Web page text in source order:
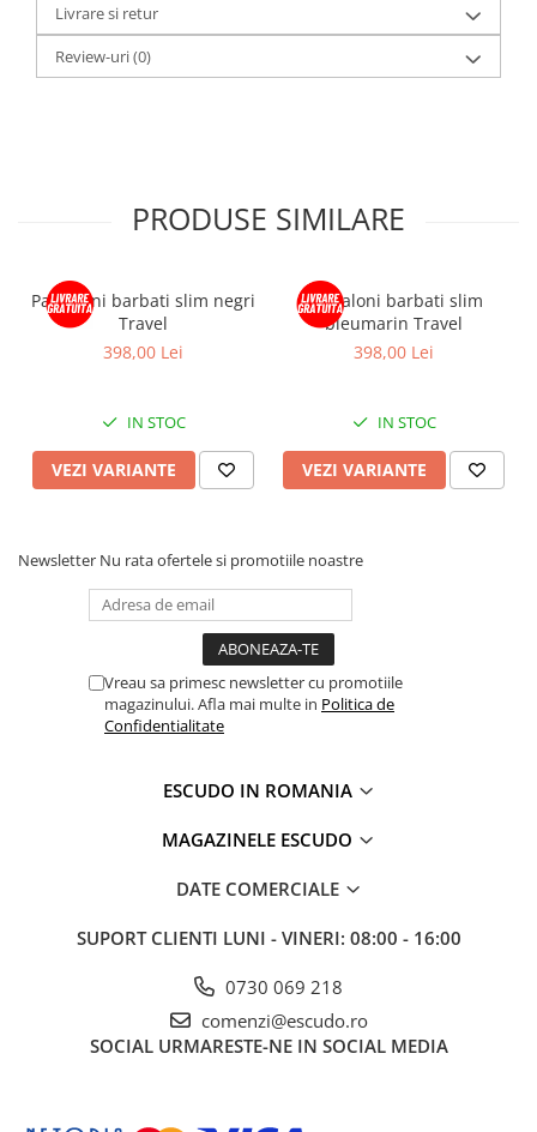
Livrare si retur
Review-uri(0)
PRODUSE SIMILARE
Pantaloni barbati slim negri
Travel
398,00 Lei
IN STOC
VEZI VARIANTE
Pantaloni barbati slim
bleumarin Travel
398,00 Lei
IN STOC
VEZI VARIANTE
Newsletter Nu rata ofertele si promotiile noastre
Vreau sa primesc newsletter cu promotiile
magazinului. Afla mai multe in Politica de
Confidentialitate
ESCUDO IN ROMANIA
MAGAZINELE ESCUDO
DATE COMERCIALE
SUPORT CLIENTI LUNI - VINERI: 08:00 - 16:00
0730 069 218
comenzi@escudo.ro
SOCIAL URMARESTE-NE IN SOCIAL MEDIA